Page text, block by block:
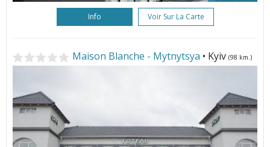
Info Voir Sur La Carte
Maison Blanche - Мytnytsya • Kyiv (98 km.)